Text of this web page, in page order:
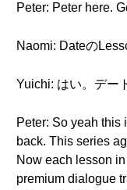
Peter: Peter here.
Naomi: Dateの
Yuichi: はい。デー
Peter: So yeah this
back. This series
Now each lesson
premium dialogue